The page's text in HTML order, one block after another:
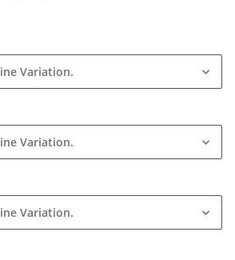
Variation.
Variation.
Variation.